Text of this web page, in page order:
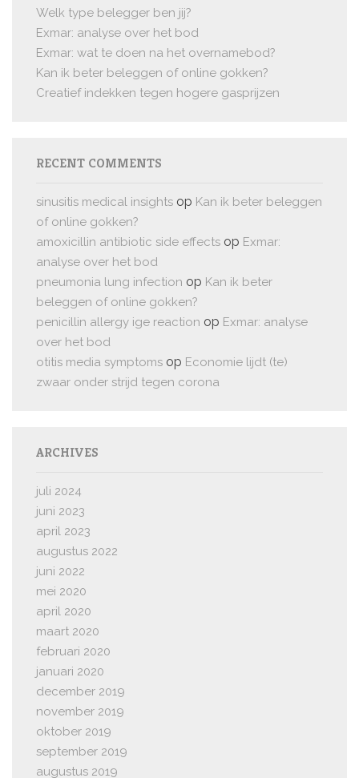
Welk type belegger ben jij?
Exmar: analyse over het bod
Exmar: wat te doen na het overnamebod?
Kan ik beter beleggen of online gokken?
Creatief indekken tegen hogere gasprijzen
RECENT COMMENTS
sinusitis medical insights op Kan ik beter beleggen
of online gokken?
amoxicillin antibiotic side effects op Exmar:
analyse over het bod
pneumonia lung infection op Kan ik beter
beleggen of online gokken?
penicillin allergy ige reaction op Exmar: analyse
over het bod
otitis media symptoms op Economie lijdt (te)
zwaar onder strijd tegen corona
ARCHIVES
juli 2024
juni 2023
april 2023
augustus 2022
juni 2022
mei 2020
april 2020
maart 2020
februari 2020
januari 2020
december 2019
november 2019
oktober 2019
september 2019
augustus 2019